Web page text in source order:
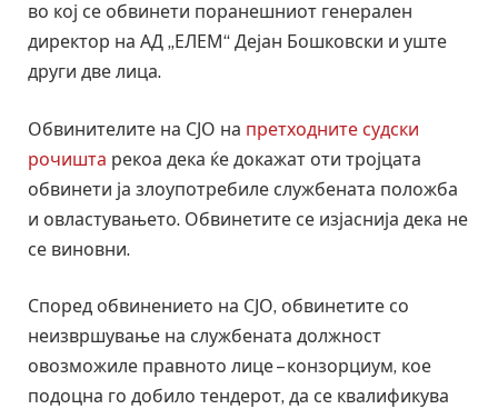
во кој се обвинети поранешниот генерален
директор на АД „ЕЛЕМ“ Дејан Бошковски и уште
други две лица.
Обвинителите на СЈО на претходните судски
рочишта рекоа дека ќе докажат оти тројцата
обвинети ја злоупотребиле службената положба
и овластувањето. Обвинетите се изјаснија дека не
се виновни.
Според обвинението на СЈО, обвинетите со
неизвршување на службената должност
овозможиле правното лице – конзорциум, кое
подоцна го добило тендерот, да се квалификува